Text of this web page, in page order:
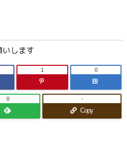
します
1
B!
0
0
Copy
-